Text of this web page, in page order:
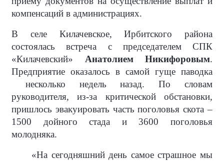
компенсаций в администрациях.
В селе Килачевское, Ирбитского района
состоялась встреча с председателем СПК
«Килачевский» Анатолием Никифоровым.
Предприятие оказалось в самой гуще паводка
несколько недель назад. По словам
руководителя, из-за критической обстановки,
пришлось эвакуировать часть поголовья скота –
1500 дойного стада и 3600 поголовья
молодняка.
«На сегодняшний день самое страшное мы